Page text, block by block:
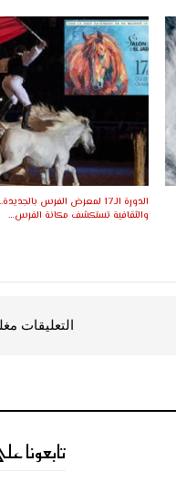
الدورة الـ17 لمعرض الفرس
والثقافية تستكشف مكانة الفرس…
التعليقات
تابعونا